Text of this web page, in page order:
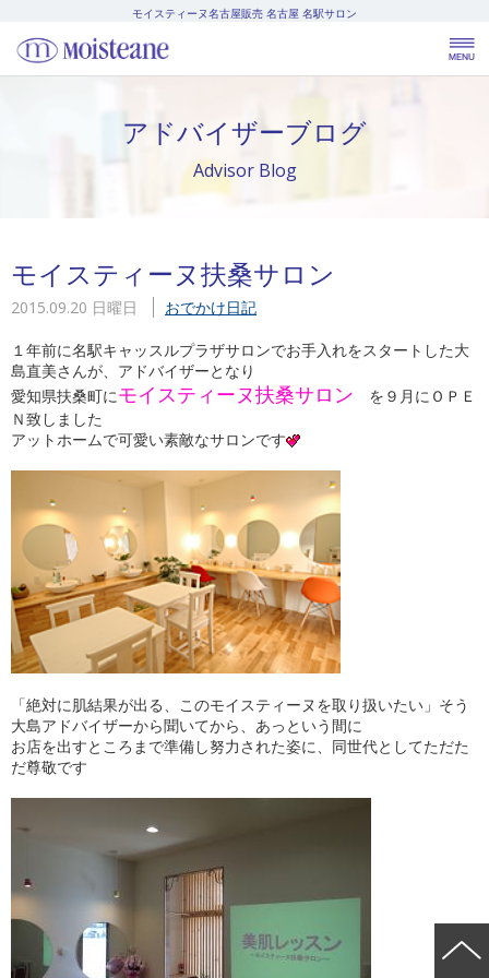
モイスティーヌ名古屋販売 名古屋 名駅サロン
アドバイザーブログ
Advisor Blog
モイスティーヌ扶桑サロン
2015.09.20 日曜日 おでかけ日記
１年前に名駅キャッスルプラザサロンでお手入れをスタートした大
島直美さんが、アドバイザーとなり
愛知県扶桑町にモイスティーヌ扶桑サロン を９月にＯＰＥ
Ｎ致しました
アットホームで可愛い素敵なサロンです
「絶対に肌結果が出る、このモイスティーヌを取り扱いたい」そう
大島アドバイザーから聞いてから、あっという間に
お店を出すところまで準備し努力された姿に、同世代としてただた
だ尊敬です